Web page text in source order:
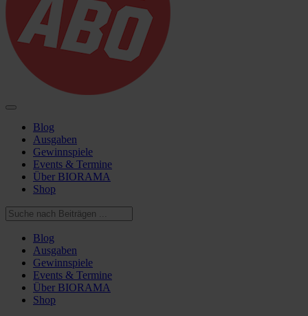
Blog
Ausgaben
Gewinnspiele
Events & Termine
Über BIORAMA
Shop
Blog
Ausgaben
Gewinnspiele
Events & Termine
Über BIORAMA
Shop